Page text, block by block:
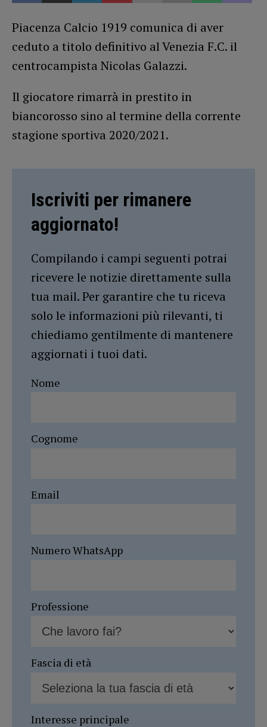
Piacenza Calcio 1919 comunica di aver
ceduto a titolo definitivo al Venezia F.C. il
centrocampista Nicolas Galazzi.
Il giocatore rimarrà in prestito in
biancorosso sino al termine della corrente
stagione sportiva 2020/2021.
Iscriviti per rimanere
aggiornato!
Compilando i campi seguenti potrai
ricevere le notizie direttamente sulla
tua mail. Per garantire che tu riceva
solo le informazioni più rilevanti, ti
chiediamo gentilmente di mantenere
aggiornati i tuoi dati.
Nome
Cognome
Email
Numero WhatsApp
Professione
Fascia di età
Interesse principale